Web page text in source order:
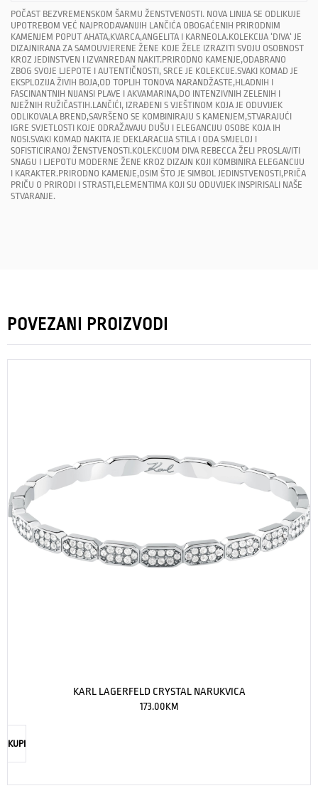
POČAST BEZVREMENSKOM ŠARMU ŽENSTVENOSTI. NOVA LINIJA SE ODLIKUJE
UPOTREBOM VEĆ NAJPRODAVANIJIH LANČIĆA OBOGAĆENIH PRIRODNIM
KAMENJEM POPUT AHATA,KVARCA,ANGELITA I KARNEOLA.KOLEKCIJA ‘DIVA‘ JE
DIZAJNIRANA ZA SAMOUVJERENE ŽENE KOJE ŽELE IZRAZITI SVOJU OSOBNOST
KROZ JEDINSTVEN I IZVANREDAN NAKIT.PRIRODNO KAMENJE,ODABRANO
ZBOG SVOJE LJEPOTE I AUTENTIČNOSTI, SRCE JE KOLEKCIJE.SVAKI KOMAD JE
EKSPLOZIJA ŽIVIH BOJA,OD TOPLIH TONOVA NARANDŽASTE,HLADNIH I
FASCINANTNIH NIJANSI PLAVE I AKVAMARINA,DO INTENZIVNIH ZELENIH I
NJEŽNIH RUŽIČASTIH.LANČIĆI, IZRAĐENI S VJEŠTINOM KOJA JE ODUVIJEK
ODLIKOVALA BREND,SAVRŠENO SE KOMBINIRAJU S KAMENJEM,STVARAJUĆI
IGRE SVJETLOSTI KOJE ODRAŽAVAJU DUŠU I ELEGANCIJU OSOBE KOJA IH
NOSI.SVAKI KOMAD NAKITA JE DEKLARACIJA STILA I ODA SMJELOJ I
SOFISTICIRANOJ ŽENSTVENOSTI.KOLEKCIJOM DIVA REBECCA ŽELI PROSLAVITI
SNAGU I LJEPOTU MODERNE ŽENE KROZ DIZAJN KOJI KOMBINIRA ELEGANCIJU
I KARAKTER.PRIRODNO KAMENJE,OSIM ŠTO JE SIMBOL JEDINSTVENOSTI,PRIČA
PRIČU O PRIRODI I STRASTI,ELEMENTIMA KOJI SU ODUVIJEK INSPIRISALI NAŠE
STVARANJE.
POVEZANI PROIZVODI
KARL LAGERFELD CRYSTAL NARUKVICA
173.00KM
KUPI